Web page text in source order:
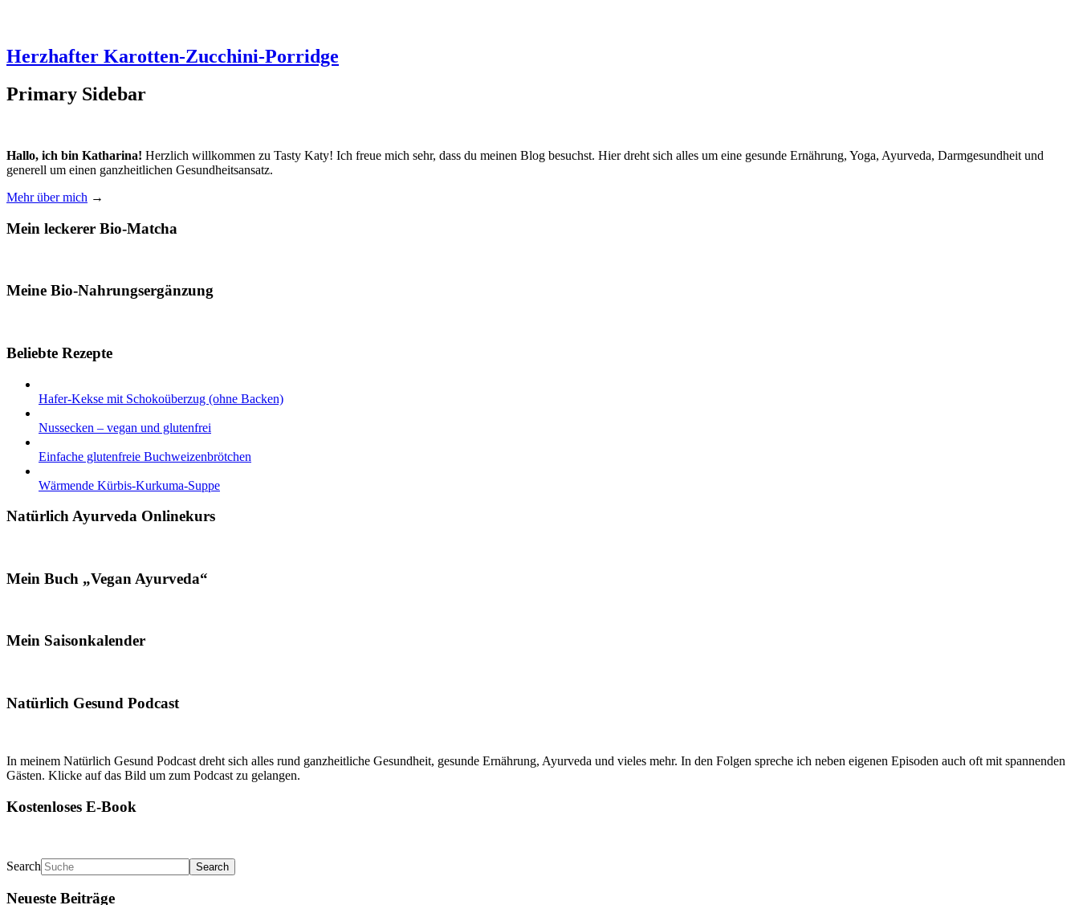
Herzhafter Karotten-Zucchini-Porridge
Primary Sidebar
Hallo, ich bin Katharina! Herzlich willkommen zu Tasty Katy! Ich freue mich sehr, dass du meinen Blog besuchst. Hier dreht sich alles um eine gesunde Ernährung, Yoga, Ayurveda, Darmgesundheit und
generell um einen ganzheitlichen Gesundheitsansatz.
Mehr über mich →
Mein leckerer Bio-Matcha
Meine Bio-Nahrungsergänzung
Beliebte Rezepte
Hafer-Kekse mit Schokoüberzug (ohne Backen)
Nussecken – vegan und glutenfrei
Einfache glutenfreie Buchweizenbrötchen
Wärmende Kürbis-Kurkuma-Suppe
Natürlich Ayurveda Onlinekurs
Mein Buch „Vegan Ayurveda“
Mein Saisonkalender
Natürlich Gesund Podcast
In meinem Natürlich Gesund Podcast dreht sich alles rund ganzheitliche Gesundheit, gesunde Ernährung, Ayurveda und vieles mehr. In den Folgen spreche ich neben eigenen Episoden auch oft mit spannenden
Gästen. Klicke auf das Bild um zum Podcast zu gelangen.
Kostenloses E-Book
Search
Neueste Beiträge